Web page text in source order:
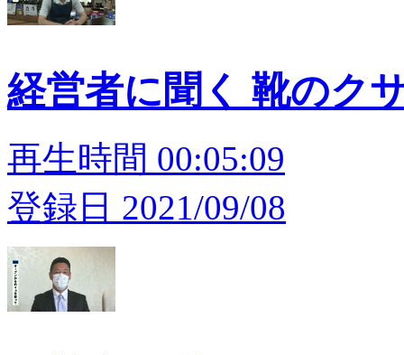
経営者に聞く 靴のク
再生時間 00:05:09
登録日 2021/09/08